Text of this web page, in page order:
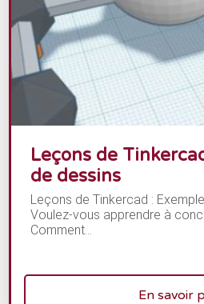
Leçons de
de dessins
Leçons de Tinkercad :
Voulez-vous apprendre à
Comment...
En savoir